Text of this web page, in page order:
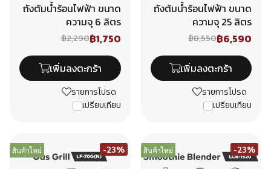
ถังต้มน้ำร้อนไฟฟ้า ขนาด
ความจุ 6 ลิตร
฿2,290฿1,750
เพิ่มลงตะกร้า
รายการโปรด
เปรียบเทียบ
ถังต้มน้ำร้อนไฟฟ้า ขนาด
ความจุ 25 ลิตร
฿8,550฿6,590
เพิ่มลงตะกร้า
รายการโปรด
เปรียบเทียบ
สินค้าใหม่ -23% สินค้าใหม่ -23%